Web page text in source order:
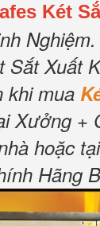
Két
Nghiệm.
Sắt Xuất
khi mua
Xưởng +
hoặc
Hãng